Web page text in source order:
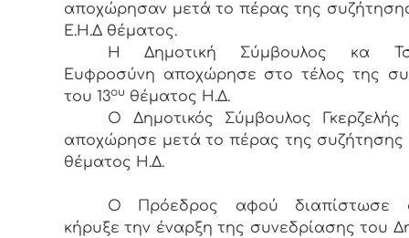
αποχώρησαν μετά το πέρας της
Ε.Η.Δ θέματος.
Η Δημοτική Σύμβουλος κα
Ευφροσύνη αποχώρησε στο τέλος της
του 13ου θέματος Η.Δ.
Ο Δημοτικός Σύμβουλος Γκερζελής
αποχώρησε μετά το πέρας της συζήτησης
θέματος Η.Δ.
Ο Πρόεδρος αφού διαπίστωσε
κήρυξε την έναρξη της συνεδρίασης του